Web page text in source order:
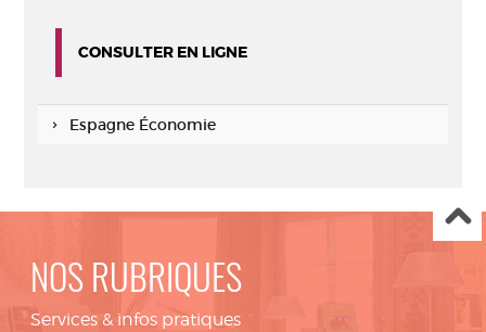
CONSULTER EN LIGNE
Espagne Économie
NOS RUBRIQUES
Services & infos pratiques